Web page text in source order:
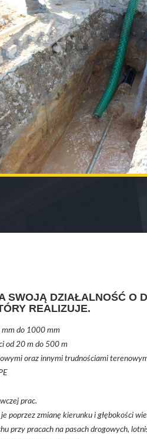
SWOJĄ DZIAŁALNOŚĆ O
REALIZUJE.
do 1000 mm
od 20 m do 500 m
oraz innymi trudnościami
prac.
poprzez zmianę kierunku i głębokości
przy pracach na pasach drogowych,